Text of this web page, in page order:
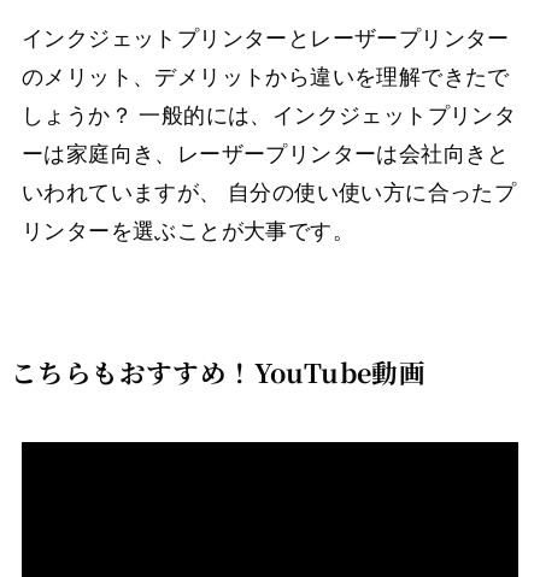
インクジェットプリンターとレーザープリンター
のメリット、デメリットから違いを理解できたで
しょうか？ 一般的には、インクジェットプリンタ
ーは家庭向き、レーザープリンターは会社向きと
いわれていますが、 自分の使い使い方に合ったプ
リンターを選ぶことが大事です。
こちらもおすすめ！YouTube動画